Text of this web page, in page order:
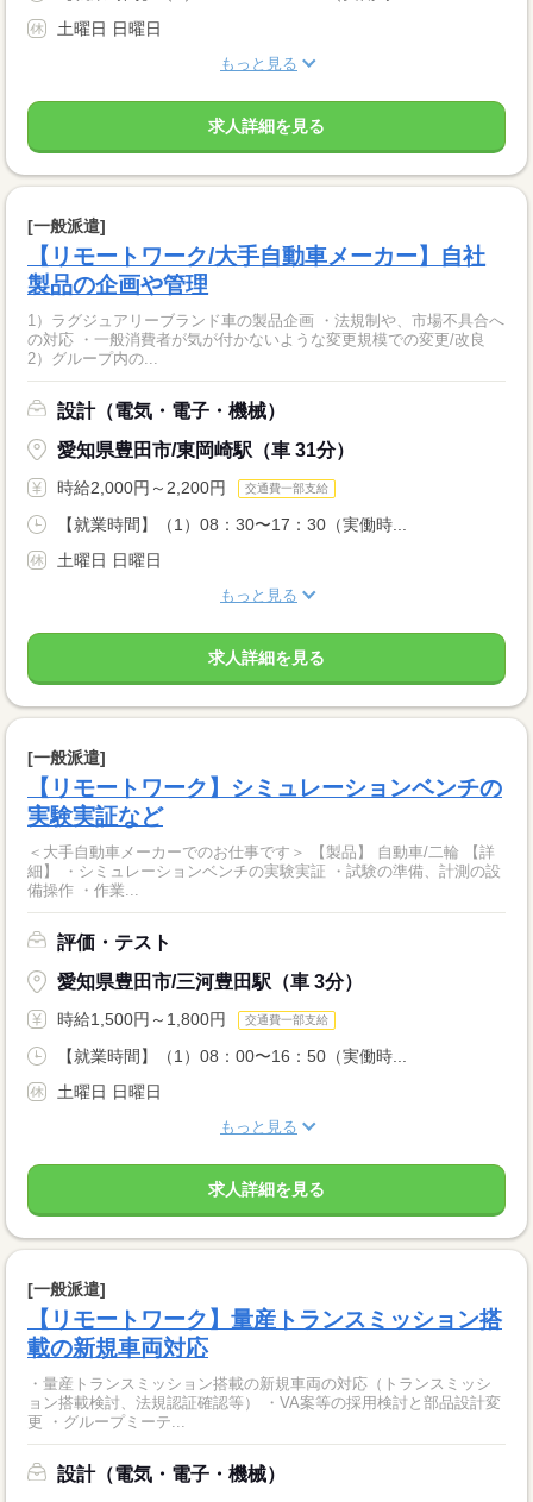
土曜日 日曜日
もっと見る
求人詳細を見る
[一般派遣]
【リモートワーク/大手自動車メーカー】自社
製品の企画や管理
1）ラグジュアリーブランド車の製品企画 ・法規制や、市場不具合へ
の対応 ・一般消費者が気が付かないような変更規模での変更/改良
2）グループ内の...
設計（電気・電子・機械）
愛知県豊田市/東岡崎駅（車 31分）
時給2,000円～2,200円 交通費一部支給
【就業時間】（1）08：30〜17：30（実働時...
土曜日 日曜日
もっと見る
求人詳細を見る
[一般派遣]
【リモートワーク】シミュレーションベンチの
実験実証など
＜大手自動車メーカーでのお仕事です＞ 【製品】 自動車/二輪 【詳
細】 ・シミュレーションベンチの実験実証 ・試験の準備、計測の設
備操作 ・作業...
評価・テスト
愛知県豊田市/三河豊田駅（車 3分）
時給1,500円～1,800円 交通費一部支給
【就業時間】（1）08：00〜16：50（実働時...
土曜日 日曜日
もっと見る
求人詳細を見る
[一般派遣]
【リモートワーク】量産トランスミッション搭
載の新規車両対応
・量産トランスミッション搭載の新規車両の対応（トランスミッシ
ョン搭載検討、法規認証確認等） ・VA案等の採用検討と部品設計変
更 ・グループミーテ...
設計（電気・電子・機械）